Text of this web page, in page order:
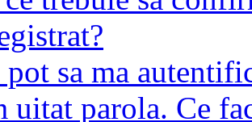
sa ma
uitat parola. Ce